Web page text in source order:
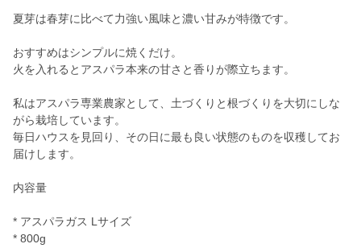
夏芽は春芽に比べて力強い風味と濃い甘みが特徴です。
おすすめはシンプルに焼くだけ。
火を入れるとアスパラ本来の甘さと香りが際立ちます。
私はアスパラ専業農家として、土づくりと根づくりを大切にしな
がら栽培しています。
毎日ハウスを見回り、その日に最も良い状態のものを収穫してお
届けします。
内容量
* アスパラガス Lサイズ
* 800g